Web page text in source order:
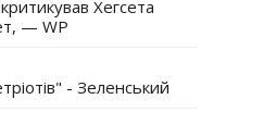
Хегсета
— WP
- Зеленський